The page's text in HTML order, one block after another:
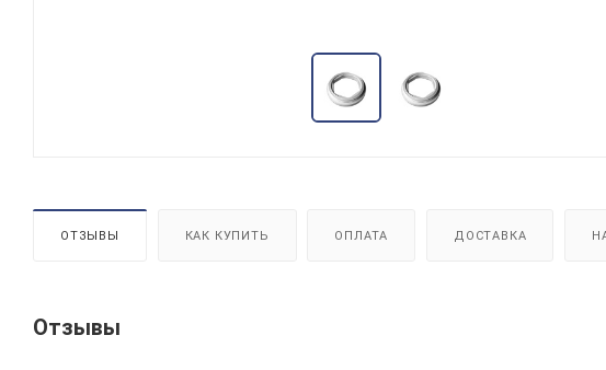
ОТЗЫВЫ КАК КУПИТЬ ОПЛАТА ДОСТАВКА
Отзывы